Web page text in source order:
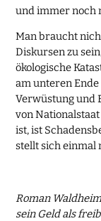
und immer noch
Man braucht
Diskursen zu
ökologische
am unteren
Verwüstung und
von
ist, ist
stellt sich einmal
Roman
sein Geld als